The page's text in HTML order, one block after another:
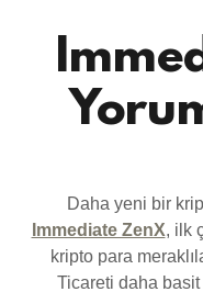
Daha yeni bir
Immediate ZenX, ilk
kripto para
Ticareti daha